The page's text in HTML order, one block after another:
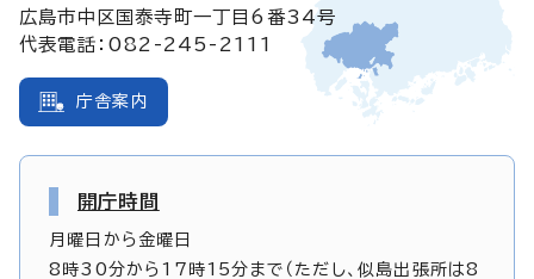
広島市中区国泰寺町一丁目6番34号
代表電話：082-245-2111
庁舎案内
開庁時間
月曜日から金曜日
8時30分から17時15分まで（ただし、似島出張所は8